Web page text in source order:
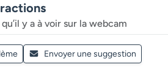
y a à voir sur la webcam
Envoyer une suggestion